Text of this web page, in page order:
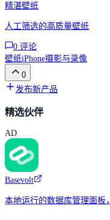
精湛壁纸
人工筛选的高质量壁纸
0 评论
壁纸iPhone摄影与录像
0
发布新产品
精选伙伴
AD
Basevolt
本地运行的数据库管理面板